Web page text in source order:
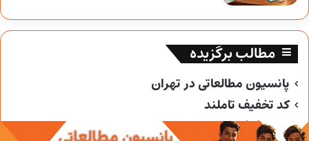
مطالب برگزیده
پانسیون مطالعاتی در تهران
کد تخفیف تاملند
کد تخفیف خیلی سبز